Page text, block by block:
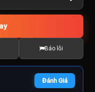
Báo lỗi
Đánh Giá